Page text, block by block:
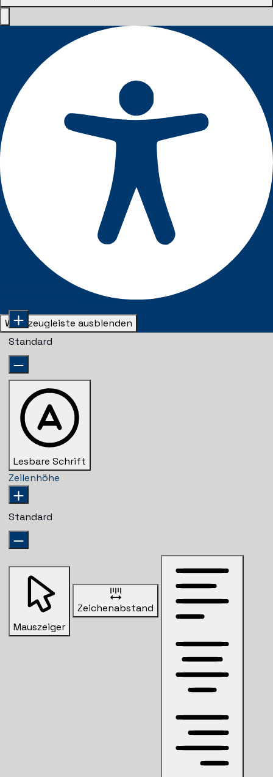
Barrierefreiheitsanpassungen
Werkzeugleiste ausblenden
Inhaltsmodule
Standard
Lesbare Schrift
Zeilenhöhe
Standard
Mauszeiger
Zeichenabstand